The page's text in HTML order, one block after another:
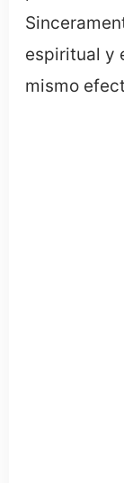
espiritual y
mismo